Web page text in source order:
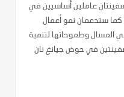
عاملين أساسيين في
استراتيجية أدنوك لعام 2030، كما ستدعمان نمو أعمال
المسال وطموحاتها لتنمية
في حوض جيانغ نان